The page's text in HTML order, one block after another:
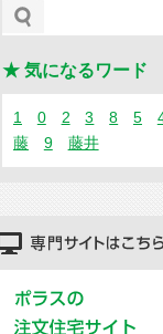
★ 気になるワード
1 0 2 3 8 5
藤
9 藤井